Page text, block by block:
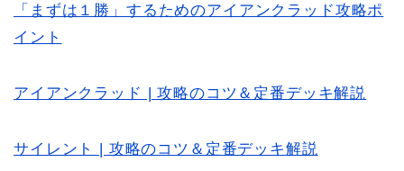
「まずは１勝」するためのアイアンクラッド攻略ポ
イント
アイアンクラッド | 攻略のコツ＆定番デッキ解説
サイレント | 攻略のコツ＆定番デッキ解説